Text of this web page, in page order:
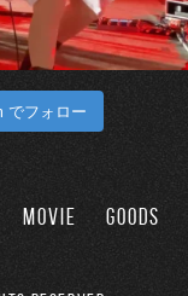
でフォロー
MOVIE GOODS